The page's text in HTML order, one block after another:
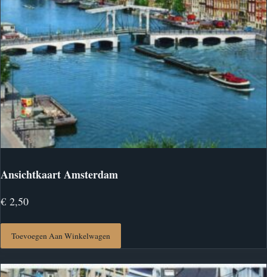
Ansichtkaart Amsterdam
€ 2,50
Toevoegen Aan Winkelwagen